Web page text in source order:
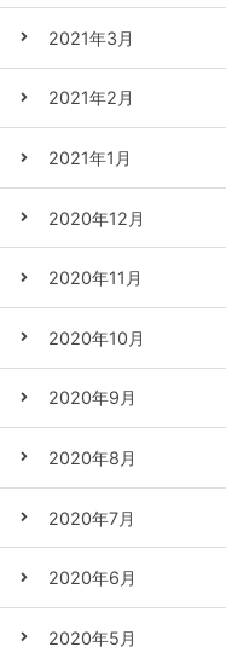
2021年3月
2021年2月
2021年1月
2020年12月
2020年11月
2020年10月
2020年9月
2020年8月
2020年7月
2020年6月
2020年5月